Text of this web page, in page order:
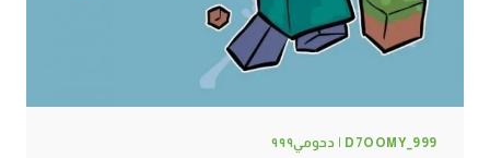
D7OOMY_999 | دحومي٩٩٩